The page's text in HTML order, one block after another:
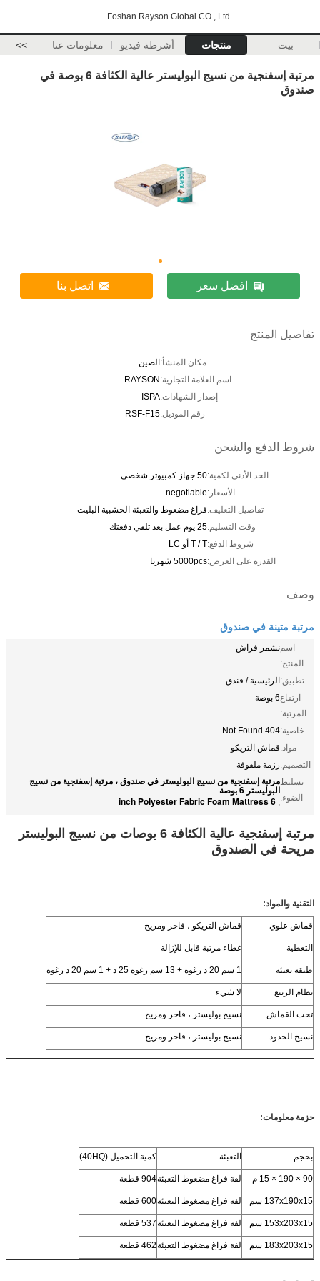
Foshan Rayson Global CO., Ltd
بيت منتجات أشرطة فيديو معلومات عنا >>
مرتبة إسفنجية من نسيج البوليستر عالية الكثافة 6 بوصة في
صندوق
افضل سعر اتصل بنا
تفاصيل المنتج
مكان المنشأ:الصين
اسم العلامة التجارية:RAYSON
إصدار الشهادات:ISPA
رقم الموديل:RSF-F15
شروط الدفع والشحن
الحد الأدنى لكمية:50 جهاز كمبيوتر شخصى
الأسعار:negotiable
تفاصيل التغليف:فراغ مضغوط والتعبئة الخشبية البليت
وقت التسليم:25 يوم عمل بعد تلقي دفعتك
شروط الدفع:T / T أو LC
القدرة على العرض:5000pcs شهريا
وصف
مرتبة متينة في صندوق
اسم
المنتج:
نشمر فراش
تطبيق:الرئيسية / فندق
ارتفاع
المرتبة:
6 بوصة
خاصية:404 Not Found
مواد:قماش التريكو
التصميم:رزمة ملفوفة
تسليط
الضوء:
مرتبة إسفنجية من نسيج البوليستر في صندوق ، مرتبة إسفنجية من نسيج
البوليستر 6 بوصة
,
6 inch Polyester Fabric Foam Mattress
مرتبة إسفنجية عالية الكثافة 6 بوصات من نسيج البوليستر
مريحة في الصندوق
التقنية والمواد:
قماش علوي قماش التريكو ، فاخر ومريح
التغطية غطاء مرتبة قابل للإزالة
طبقة تعبئة 1 سم 20 د رغوة + 13 سم رغوة 25 د + 1 سم 20 د رغوة
نظام الربيع لا شيء
تحت القماش نسيج بوليستر ، فاخر ومريح
نسيج الحدود نسيج بوليستر ، فاخر ومريح
حزمة معلومات:
بحجم التعبئة كمية التحميل (40HQ)
90 × 190 × 15 م لفة فراغ مضغوط التعبئة904 قطعة
137x190x15 سم لفة فراغ مضغوط التعبئة600 قطعة
153x203x15 سم لفة فراغ مضغوط التعبئة537 قطعة
183x203x15 سم لفة فراغ مضغوط التعبئة462 قطعة